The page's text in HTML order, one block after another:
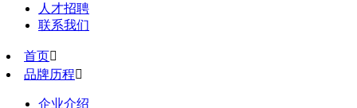
人才招聘
联系我们
首页
品牌历程
企业介绍